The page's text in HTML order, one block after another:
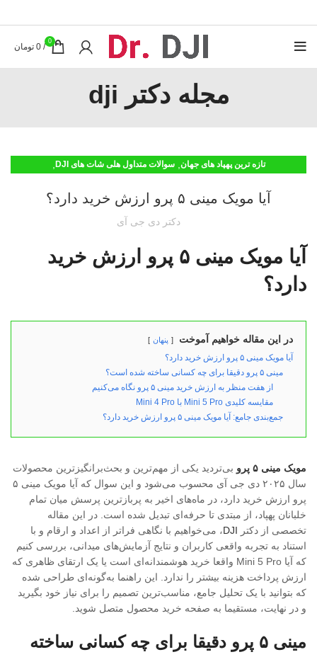
0
/
0 تومان
مجله دکتر dji
تازه ترین پهپاد های جهان ,سوالات متداول هلی شات های DJI
آیا مویک مینی ۵ پرو ارزش خرید دارد؟
دکتر دی جی آی
آیا مویک مینی ۵ پرو ارزش خرید
دارد؟
در این مقاله خواهیم آموخت پنهان
آیا مویک مینی ۵ پرو ارزش خرید دارد؟
مینی ۵ پرو دقیقا برای چه کسانی ساخته شده است؟
از هفت منظر به ارزش خرید مینی ۵ پرو نگاه می‌کنیم
مقایسه کلیدی Mini 5 Pro با Mini 4 Pro
جمع‌بندی جامع: آیا مویک مینی ۵ پرو ارزش خرید دارد؟
مویک مینی ۵ پرو
بی‌تردید یکی از مهم‌ترین و بحث‌برانگیزترین محصولات
سال ۲۰۲۵ دی جی آی محسوب می‌شود و این سوال که آیا مویک مینی ۵
پرو ارزش خرید دارد، در ماه‌های اخیر به پربازترین پرسش میان تمام
خلبانان پهپاد، از مبتدی تا حرفه‌ای تبدیل شده است. در این مقاله
تخصصی از دکتر
، می‌خواهیم با نگاهی فراتر از اعداد و ارقام و با
استناد به تجربه واقعی کاربران و نتایج آزمایش‌های میدانی، بررسی کنیم
که آیا Mini 5 Pro واقعا خرید هوشمندانه‌ای است یا یک ارتقای ظاهری که
ارزش پرداخت هزینه بیشتر را ندارد. این راهنما به‌گونه‌ای طراحی شده
که بتوانید با یک تحلیل جامع، مناسب‌ترین تصمیم را برای نیاز خود بگیرید
و در نهایت، مستقیما به صفحه خرید محصول متصل شوید.
مینی ۵ پرو دقیقا برای چه کسانی ساخته